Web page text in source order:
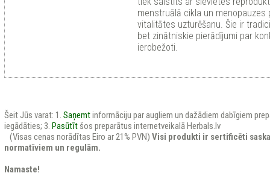
menstruālā cikla un menopauzes
vitalitātes uzturēšanu. Šie ir
bet zinātniskie pierādījumi par
ierobežoti.
Šeit Jūs varat: 1. Saņemtinformāciju par augliem un dažādiem dabīgiem
iegādāties; 3. Pasūtītšos preparātus internetveikalā Herbals.lv
(Visas cenas norādītas Eiro ar 21% PVN) Visi produkti ir sertificēti
normatīviem un regulām.
Namaste!